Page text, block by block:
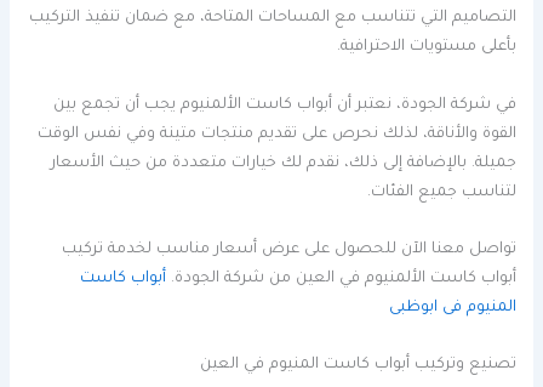
التصاميم التي تتناسب مع المساحات المتاحة، مع ضمان تنفيذ التركيب
بأعلى مستويات الاحترافية.
في شركة الجودة، نعتبر أن أبواب كاست الألمنيوم يجب أن تجمع بين
القوة والأناقة، لذلك نحرص على تقديم منتجات متينة وفي نفس الوقت
جميلة. بالإضافة إلى ذلك، نقدم لك خيارات متعددة من حيث الأسعار
لتناسب جميع الفئات.
تواصل معنا الآن للحصول على عرض أسعار مناسب لخدمة تركيب
أبواب كاست الألمنيوم في العين من شركة الجودة. أبواب كاست
المنيوم فى ابوظبى
تصنيع وتركيب أبواب كاست المنيوم في العين